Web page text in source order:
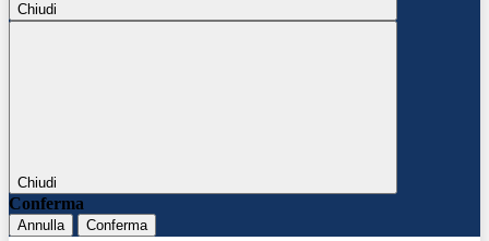
Chiudi
Chiudi
Conferma
Annulla Conferma